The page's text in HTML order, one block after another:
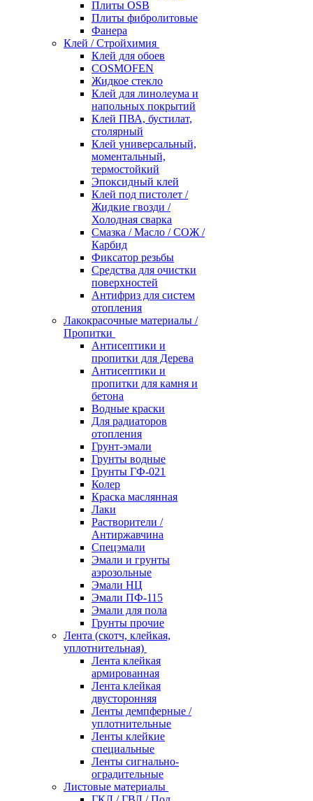
Плиты OSB
Плиты фибролитовые
Фанера
Клей / Стройхимия
Клей для обоев
COSMOFEN
Жидкое стекло
Клей для линолеума и
напольных покрытий
Клей ПВА, бустилат,
столярный
Клей универсальный,
моментальный,
термостойкий
Эпоксидный клей
Клей под пистолет /
Жидкие гвозди /
Холодная сварка
Смазка / Масло / СОЖ /
Карбид
Фиксатор резьбы
Средства для очистки
поверхностей
Антифриз для систем
отопления
Лакокрасочные материалы /
Пропитки
Антисептики и
пропитки для Дерева
Антисептики и
пропитки для камня и
бетона
Водные краски
Для радиаторов
отопления
Грунт-эмали
Грунты водные
Грунты ГФ-021
Колер
Краска маслянная
Лаки
Растворители /
Антиржавчина
Спецэмали
Эмали и грунты
аэрозольные
Эмали НЦ
Эмали ПФ-115
Эмали для пола
Грунты прочие
Лента (скотч, клейкая,
уплотнительная)
Лента клейкая
армированная
Лента клейкая
двусторонняя
Ленты демпферные /
уплотнительные
Ленты клейкие
специальные
Ленты сигнально-
оградительные
Листовые материалы